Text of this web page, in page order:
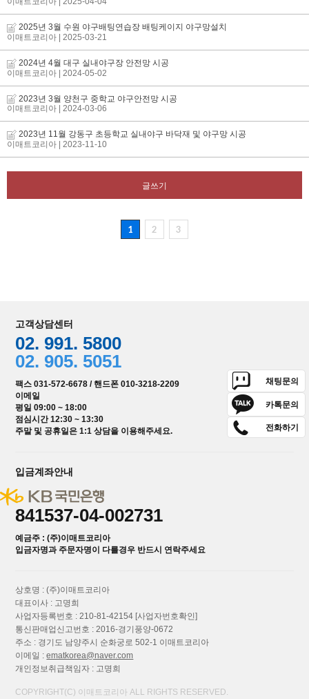
2025년 3월 수원 야구배팅연습장 배팅케이지 야구망설치
이매트코리아 | 2025-03-21
2024년 4월 대구 실내야구장 안전망 시공
이매트코리아 | 2024-05-02
2023년 3월 양천구 중학교 야구안전망 시공
이매트코리아
| 2024-03-06
2023년 11월 강동구 초등학교 실내야구 바닥재 및 야구망 시공
이매트코리아
| 2023-11-10
글쓰기
1 2 3
고객상담센터
02. 991. 5800
02. 905. 5051
팩스 031-572-6678 / 핸드폰 010-3218-2209
이메일
평일 09:00 ~ 18:00
점심시간 12:30 ~ 13:30
주말 및 공휴일은 1:1 상담을 이용해주세요.
채팅문의
카톡문의
전화하기
입금계좌안내
841537-04-002731
예금주 : (주)이매트코리아
입금자명과 주문자명이 다를경우 반드시 연락주세요
상호명 : (주)이매트코리아
대표이사 : 고명희
사업자등록번호 : 210-81-42154 [사업자번호확인]
통신판매업신고번호 : 2016-경기풍양-0672
주소 : 경기도 남양주시 순화궁로 502-1 이매트코리아
이메일 :ematkorea@naver.com
개인정보취급책임자 : 고명희
COPYRIGHT(C) 이매트코리아 ALL RIGHTS RESERVED.